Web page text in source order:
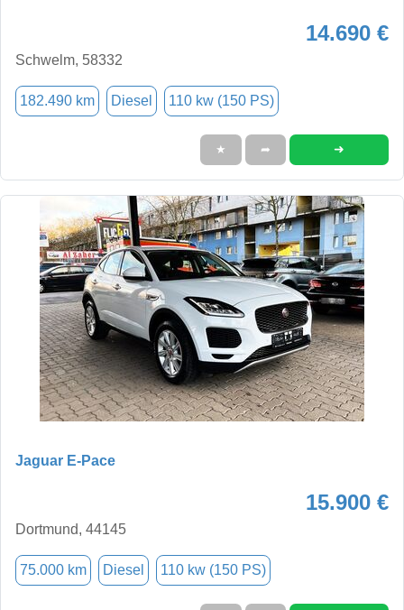
14.690 €
Schwelm, 58332
182.490 km Diesel 110 kw (150 PS)
★ ➦ ➜
Jaguar E-Pace
15.900 €
Dortmund, 44145
75.000 km Diesel 110 kw (150 PS)